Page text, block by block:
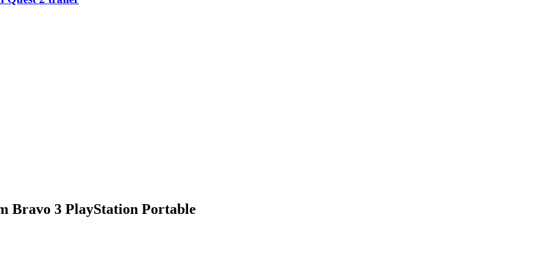
Bravo 3 PlayStation Portable